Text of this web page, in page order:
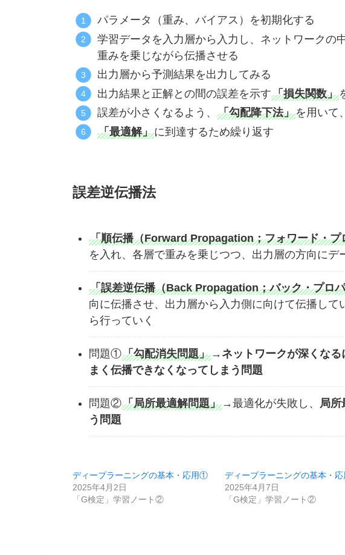
パラメータ（重み、バイアス）を初期化する
学習データを入力層から入力し、ネットワークの
重みを乗じながら伝播させる
出力層から予測結果を出力してみる
出力結果と正解との間の誤差を示す「損失関数」
誤差が小さくなるよう、 「勾配降下法」を用いて
「最適解」に到達するため繰り返す
誤差逆伝播法
「順伝播（Forward Propagation；フォワード・プ
を入れ、各層で重みを乗じつつ、出力層の方向にデ
「誤差逆伝播（Back Propagation；バック・プロ
向に伝播させ、出力層から入力側に向けて伝播し
ら行っていく
問題①「勾配消失問題」 → ネットワークが深くな
まく伝播できなくなってしまう問題
問題②「局所最適解問題」 →最適化が失敗し、 局所
う問題
ディープラーニングの基本・応用①
2025年4月2日
「G検定」学習ノート②
ディープラーニングの基本・
2025年4月7日
「G検定」学習ノート②